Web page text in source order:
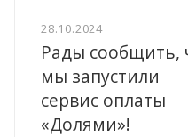
28.10.2024
Рады сообщить,
мы запустили
сервис оплаты
«Долями»!